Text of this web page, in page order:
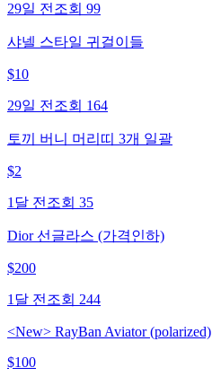
29일 전 조회 99
샤넬 스타일 귀걸이들
$10
29일 전 조회 164
토끼 버니 머리띠 3개 일괄
$2
1달 전 조회 35
Dior 선글라스 (가격인하)
$200
1달 전 조회 244
<New> RayBan Aviator (polarized)
$100